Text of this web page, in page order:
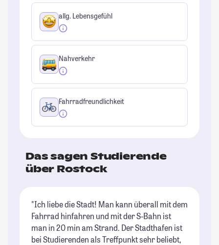
allg. Lebensgefühl
Nahverkehr
Fahrradfreundlichkeit
Das sagen Studierende
über Rostock
"Ich liebe die Stadt! Man kann überall mit dem
Fahrrad hinfahren und mit der S-Bahn ist
man in 20 min am Strand. Der Stadthafen ist
bei Studierenden als Treffpunkt sehr beliebt,